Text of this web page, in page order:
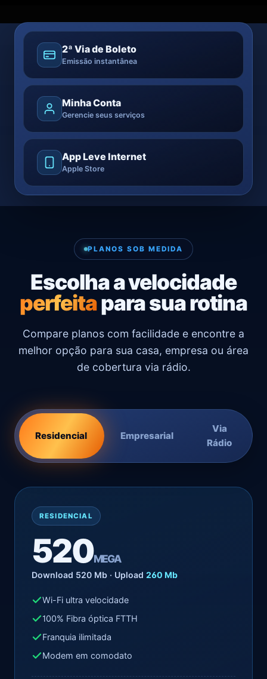
2ª Via de Boleto
Emissão instantânea
Minha Conta
Gerencie seus serviços
App Leve Internet
Apple Store
PLANOS SOB MEDIDA
Escolha a velocidade
perfeitapara sua rotina
Compare planos com facilidade e encontre a
melhor opção para sua casa, empresa ou área
de cobertura via rádio.
Residencial Empresarial
Via
Rádio
RESIDENCIAL
520MEGA
Download 520 Mb · Upload 260 Mb
Wi-Fi ultra velocidade
100% Fibra óptica FTTH
Franquia ilimitada
Modem em comodato